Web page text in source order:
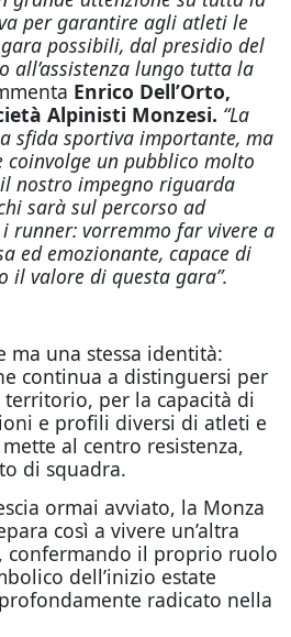
per garantire agli atleti le
possibili, dal presidio del
all’assistenza lungo tutta la
Enrico Dell’Orto,
Alpinisti Monzesi. “La
sfida sportiva importante, ma
coinvolge un pubblico molto
nostro impegno riguarda
sarà sul percorso ad
runner: vorremmo far vivere a
ed emozionante, capace di
il valore di questa gara”.
ma una stessa identità:
continua a distinguersi per
per la capacità di
e profili diversi di atleti e
al centro resistenza,
di squadra.
ormai avviato, la Monza
così a vivere un’altra
confermando il proprio ruolo
dell’inizio estate
radicato nella